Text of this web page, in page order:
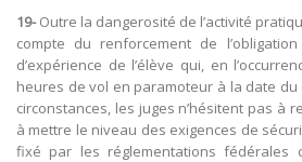
19-Outre la dangerosité de l’activité
compte du renforcement de
d’expérience de l’élève qui, en
heures de vol en paramoteur à la date du
circonstances, les juges n’hésitent pas à
à mettre le niveau des exigences de
fixé par les réglementations fédérales